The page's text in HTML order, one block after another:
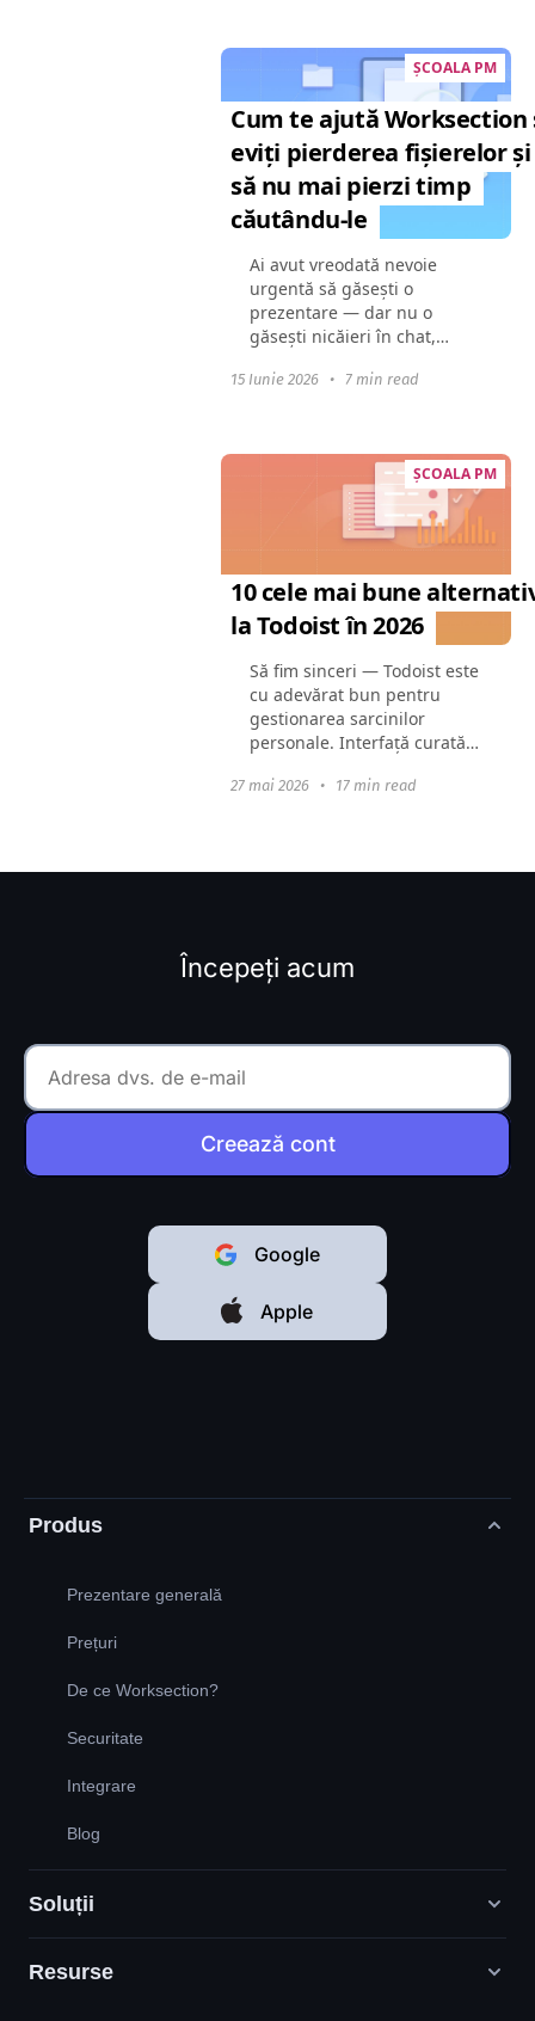
ȘCOALA PM
Cum te ajută Worksection
eviți pierderea fișierelor și
să nu mai pierzi timp
căutându-le
Ai avut vreodată nevoie
urgentă să găsești o
prezentare — dar nu o
găsești nicăieri în chat,
de lucru sunt împrăștiate
15 Iunie 2026 • 7 min read
ȘCOALA PM
10 cele mai bune
la Todoist în 2026
Să fim sinceri — Todoist este
cu adevărat bun pentru
gestionarea sarcinilor
personale. Interfață curată,
limbaj natural, aplicații
27 mai 2026 • 17 min read
Începeți acum
Creează cont
Google
Apple
Produs
Prezentare generală
Prețuri
De ce Worksection?
Securitate
Integrare
Blog
Soluții
Agenții de marketing digital
Resurse